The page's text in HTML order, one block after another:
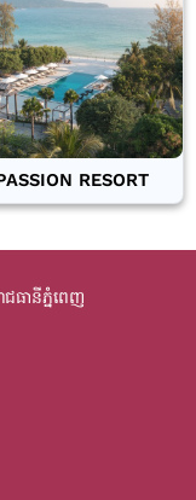
RESORT
ធានីភ្នំពេញ